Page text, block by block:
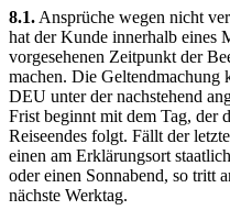
8.1. Ansprüche wegen nicht
hat der Kunde innerhalb eines
vorgesehenen Zeitpunkt der
machen. Die Geltendmachung
DEU unter der nachstehend
Frist beginnt mit dem Tag, der
Reiseendes folgt. Fällt der
einen am Erklärungsort
oder einen Sonnabend, so tritt
nächste Werktag.